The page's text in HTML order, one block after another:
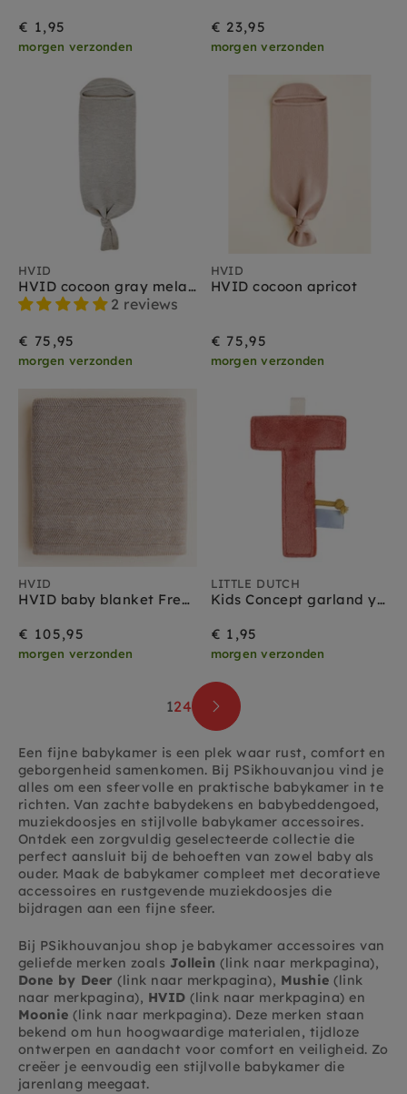
€ 1,95
morgen verzonden
€ 23,95
morgen verzonden
HVID
HVID cocoon gray melange
2 reviews
€ 75,95
morgen verzonden
HVID
HVID cocoon apricot
€ 75,95
morgen verzonden
HVID
HVID baby blanket Freddie sand
€ 105,95
morgen verzonden
LITTLE DUTCH
Kids Concept garland yellow pink 290 cm
€ 1,95
morgen verzonden
124
Een fijne babykamer is een plek waar rust, comfort en
geborgenheid samenkomen. Bij PSikhouvanjou vind je
alles om een sfeervolle en praktische babykamer in te
richten. Van zachte babydekens en babybeddengoed,
muziekdoosjes en stijlvolle babykamer accessoires.
Ontdek een zorgvuldig geselecteerde collectie die
perfect aansluit bij de behoeften van zowel baby als
ouder. Maak de babykamer compleet met decoratieve
accessoires en rustgevende muziekdoosjes die
bijdragen aan een fijne sfeer.
Bij PSikhouvanjou shop je babykamer accessoires van
geliefde merken zoals Jollein (link naar merkpagina),
Done by Deer (link naar merkpagina), Mushie (link
naar merkpagina), HVID (link naar merkpagina) en
Moonie (link naar merkpagina). Deze merken staan
bekend om hun hoogwaardige materialen, tijdloze
ontwerpen en aandacht voor comfort en veiligheid. Zo
creëer je eenvoudig een stijlvolle babykamer die
jarenlang meegaat.